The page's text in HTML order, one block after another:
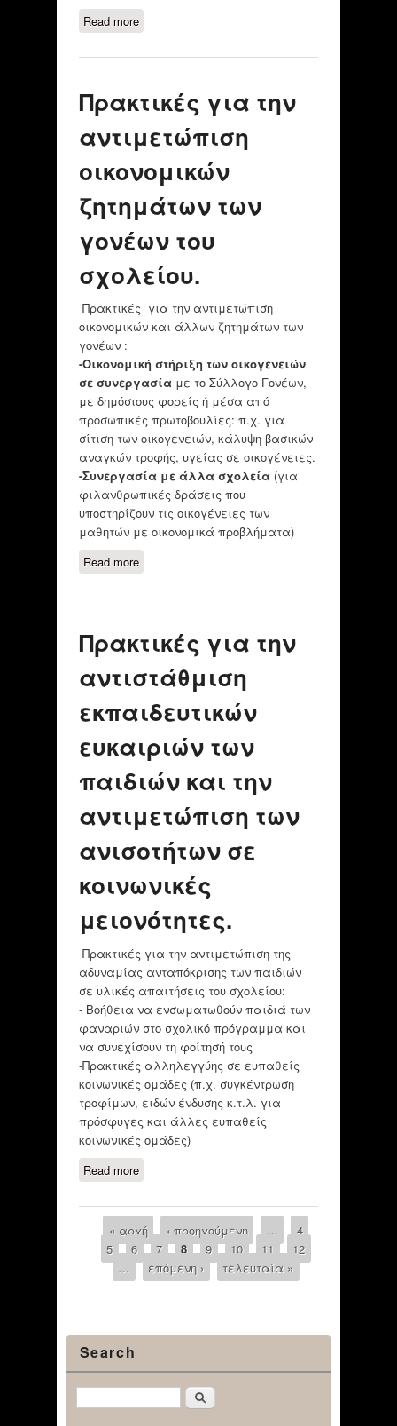
Read moreabout Πρακτικές για την
ευκαιριών στα παιδιά.
κοινωνικές μειονότητες.
Πρακτικές για την
αντιμετώπιση
οικονομικών
ζητημάτων των
γονέων του
σχολείου.
Πρακτικές για την αντιμετώπιση
οικονομικών και άλλων ζητημάτων των
γονέων :
-Οικονομική στήριξη των οικογενειών
σε συνεργασίαμε το Σύλλογο Γονέων,
με δημόσιους φορείς ή μέσα από
προσωπικές πρωτοβουλίες: π.χ. για
σίτιση των οικογενειών, κάλυψη βασικών
αναγκών τροφής, υγείας σε οικογένειες.
-Συνεργασία με άλλα σχολεία(για
φιλανθρωπικές δράσεις που
υποστηρίζουν τις οικογένειες των
μαθητών με οικονομικά προβλήματα)
Read moreabout Πρακτικές για την
ζητημάτων των γονέων του
Πρακτικές για την
αντιστάθμιση
εκπαιδευτικών
ευκαιριών των
παιδιών και την
αντιμετώπιση των
ανισοτήτων σε
κοινωνικές
μειονότητες.
Πρακτικές για την αντιμετώπιση της
αδυναμίας ανταπόκρισης των παιδιών
σε υλικές απαιτήσεις του σχολείου:
- Βοήθεια να ενσωματωθούν παιδιά των
φαναριών στο σχολικό πρόγραμμα και
να συνεχίσουν τη φοίτησή τους
-Πρακτικές αλληλεγγύης σε ευπαθείς
κοινωνικές ομάδες (π.χ. συγκέντρωση
τροφίμων, ειδών ένδυσης κ.τ.λ. για
πρόσφυγες και άλλες ευπαθείς
κοινωνικές ομάδες)
Read moreabout Πρακτικές για την
ευκαιριών των παιδιών και την
αντιμετώπιση των ανισοτήτων σε
κοινωνικές μειονότητες.
Pages
« αρχή ‹ προηγούμενη …
4
5
6 7 8 9 10 11
12
…
επόμενη › τελευταία »
Search
Αναζήτηση